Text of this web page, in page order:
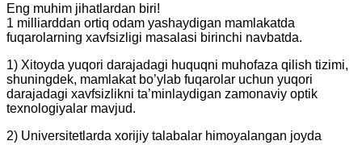
Eng muhim jihatlardan biri!
1 milliarddan ortiq odam yashaydigan mamlakatda
fuqarolarning xavfsizligi masalasi birinchi navbatda.
1) Xitoyda yuqori darajadagi huquqni muhofaza qilish tizimi,
shuningdek, mamlakat bo’ylab fuqarolar uchun yuqori
darajadagi xavfsizlikni ta’minlaydigan zamonaviy optik
texnologiyalar mavjud.
2) Universitetlarda xorijiy talabalar himoyalangan joyda